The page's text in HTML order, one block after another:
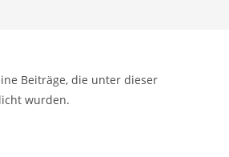
Beiträge, die unter dieser
wurden.